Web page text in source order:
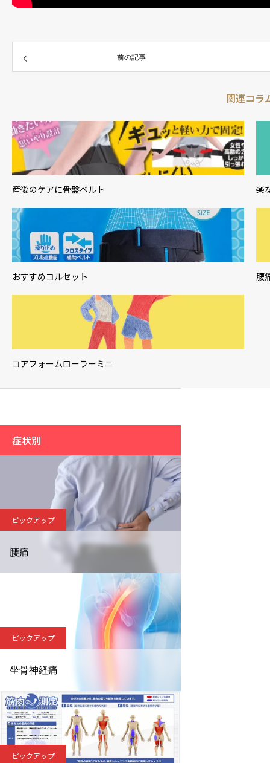
前の記事
関連コラ
産後のケアに骨盤ベルト 楽
おすすめコルセット 腰
コアフォームローラーミニ
症状別
ピックアップ
腰痛
ピックアップ
坐骨神経痛
ピックアップ